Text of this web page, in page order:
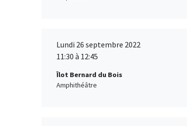
Lundi 26 septembre 2022
11:30 à 12:45
Îlot Bernard du Bois
Amphithéâtre